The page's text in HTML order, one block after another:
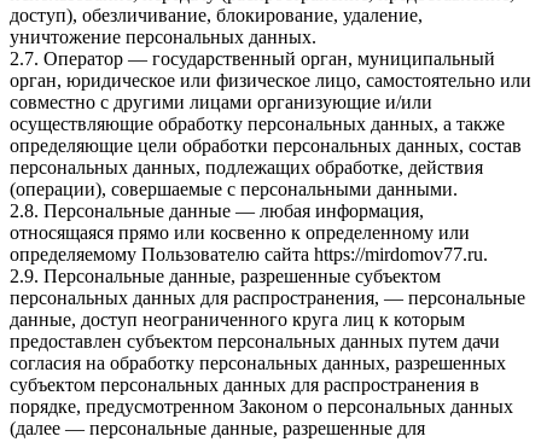
доступ), обезличивание, блокирование, удаление,
уничтожение персональных данных.
2.7. Оператор — государственный орган, муниципальный
орган, юридическое или физическое лицо, самостоятельно или
совместно с другими лицами организующие и/или
осуществляющие обработку персональных данных, а также
определяющие цели обработки персональных данных, состав
персональных данных, подлежащих обработке, действия
(операции), совершаемые с персональными данными.
2.8. Персональные данные — любая информация,
относящаяся прямо или косвенно к определенному или
определяемому Пользователю сайта https://mirdomov77.ru.
2.9. Персональные данные, разрешенные субъектом
персональных данных для распространения, — персональные
данные, доступ неограниченного круга лиц к которым
предоставлен субъектом персональных данных путем дачи
согласия на обработку персональных данных, разрешенных
субъектом персональных данных для распространения в
порядке, предусмотренном Законом о персональных данных
(далее — персональные данные, разрешенные для